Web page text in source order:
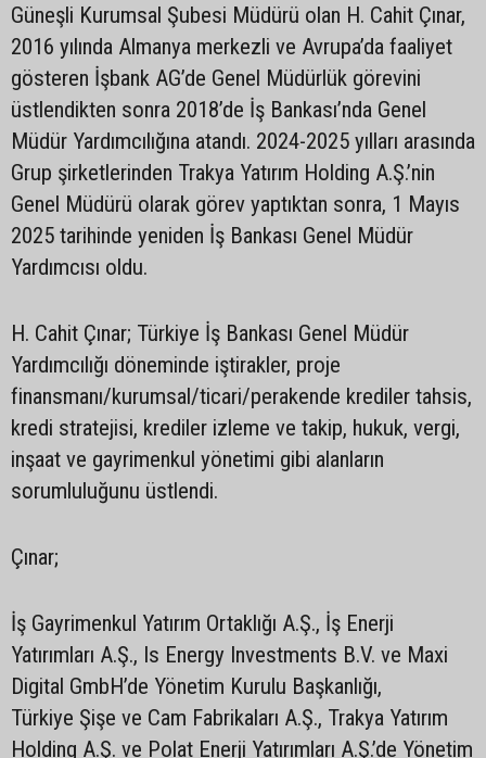
Güneşli Kurumsal Şubesi Müdürü olan H. Cahit Çınar,
2016 yılında Almanya merkezli ve Avrupa’da faaliyet
gösteren İşbank AG’de Genel Müdürlük görevini
üstlendikten sonra 2018’de İş Bankası’nda Genel
Müdür Yardımcılığına atandı. 2024-2025 yılları arasında
Grup şirketlerinden Trakya Yatırım Holding A.Ş.’nin
Genel Müdürü olarak görev yaptıktan sonra, 1 Mayıs
2025 tarihinde yeniden İş Bankası Genel Müdür
Yardımcısı oldu.
H. Cahit Çınar; Türkiye İş Bankası Genel Müdür
Yardımcılığı döneminde iştirakler, proje
finansmanı/kurumsal/ticari/perakende krediler tahsis,
kredi stratejisi, krediler izleme ve takip, hukuk, vergi,
inşaat ve gayrimenkul yönetimi gibi alanların
sorumluluğunu üstlendi.
Çınar;
İş Gayrimenkul Yatırım Ortaklığı A.Ş., İş Enerji
Yatırımları A.Ş., Is Energy Investments B.V. ve Maxi
Digital GmbH’de Yönetim Kurulu Başkanlığı,
Türkiye Şişe ve Cam Fabrikaları A.Ş., Trakya Yatırım
Holding A.Ş. ve Polat Enerji Yatırımları A.Ş.’de Yönetim